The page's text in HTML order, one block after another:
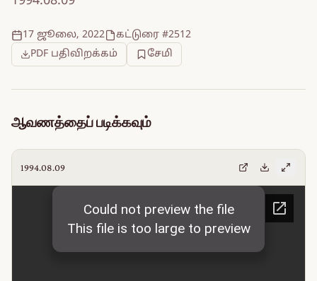
17 ஜூலை, 2022
கட்டுரை #2512
PDF பதிவிறக்கம்
சேமி
ஆவணத்தைப் படிக்கவும்
1994.08.09